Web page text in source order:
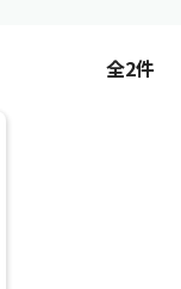
全2件